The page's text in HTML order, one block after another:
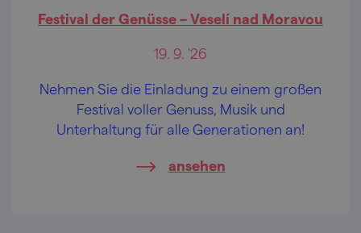
Festival der Genüsse – Veselí nad Moravou
19. 9. '26
Nehmen Sie die Einladung zu einem großen
Festival voller Genuss, Musik und
Unterhaltung für alle Generationen an!
ansehen